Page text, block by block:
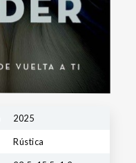
2025
Rústica